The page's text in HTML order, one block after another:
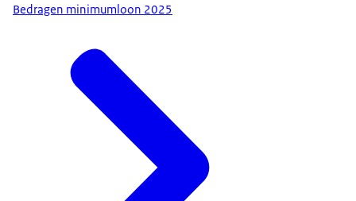
Bedragen minimumloon 2025